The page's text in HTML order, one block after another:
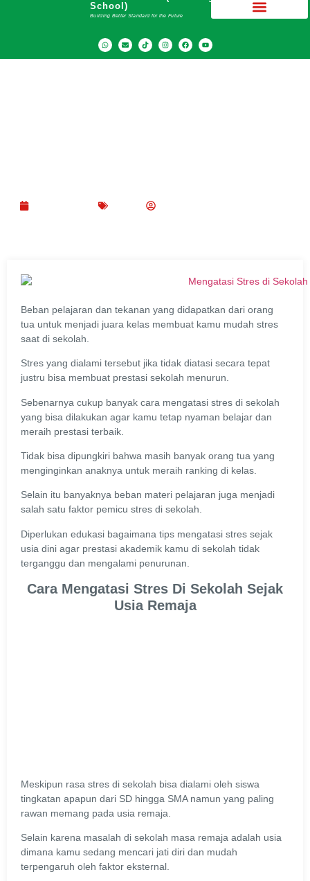
School)
Building Better Standard for the Future
Beban pelajaran dan tekanan yang didapatkan dari orang
tua untuk menjadi juara kelas membuat kamu mudah stres
saat di sekolah.
Stres yang dialami tersebut jika tidak diatasi secara tepat
justru bisa membuat prestasi sekolah menurun.
Sebenarnya cukup banyak cara mengatasi stres di sekolah
yang bisa dilakukan agar kamu tetap nyaman belajar dan
meraih prestasi terbaik.
Tidak bisa dipungkiri bahwa masih banyak orang tua yang
menginginkan anaknya untuk meraih ranking di kelas.
Selain itu banyaknya beban materi pelajaran juga menjadi
salah satu faktor pemicu stres di sekolah.
Diperlukan edukasi bagaimana tips mengatasi stres sejak
usia dini agar prestasi akademik kamu di sekolah tidak
terganggu dan mengalami penurunan.
Cara Mengatasi Stres Di Sekolah Sejak
Usia Remaja
Meskipun rasa stres di sekolah bisa dialami oleh siswa
tingkatan apapun dari SD hingga SMA namun yang paling
rawan memang pada usia remaja.
Selain karena masalah di sekolah masa remaja adalah usia
dimana kamu sedang mencari jati diri dan mudah
terpengaruh oleh faktor eksternal.